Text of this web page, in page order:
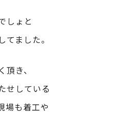
しょと
ました。
き、
せしている
場も着工や